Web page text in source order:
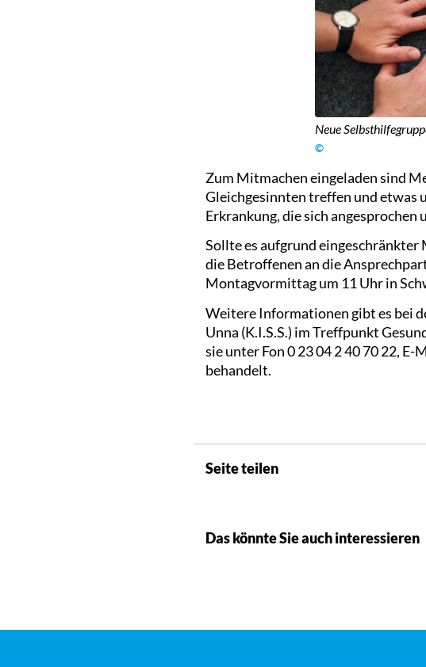
Neue
©
Zum Mitmachen eingeladen sind
Gleichgesinnten treffen und etwas
Erkrankung, die sich angesprochen
Sollte es aufgrund
die Betroffenen an die
Montagvormittag um 11 Uhr in
Weitere Informationen gibt es bei
Unna (K.I.S.S.) im Treffpunkt
sie unter Fon 0 23 04 2 40 70 22, E-
behandelt.
Seite teilen
Das könnte Sie auch interessieren